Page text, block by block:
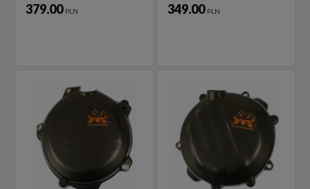
379.00 PLN 349.00 PLN